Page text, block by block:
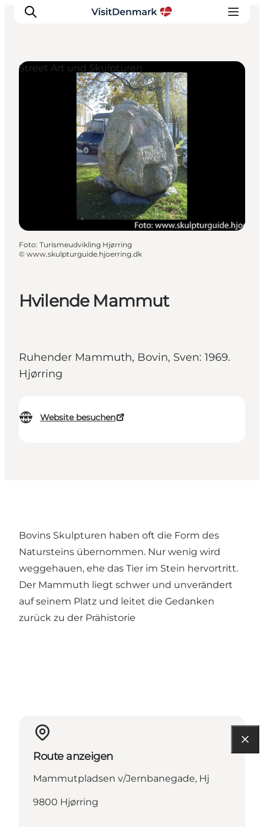
Inspiration
Regionen
Erlebnisse
Unterkünfte
Reiseplanung
Hvilende Mammut
Ruhender Mammuth, Bovin, Sven: 1969.
Hjørring
Website besuchen
Street Art und Skulpturen
Foto: Turismeudvikling Hjørring
© www.skulpturguide.hjoerring.dk
Bovins Skulpturen haben oft die Form des
Natursteins übernommen. Nur wenig wird
weggehauen, ehe das Tier im Stein hervortritt.
Der Mammuth liegt schwer und unverändert
auf seinem Platz und leitet die Gedanken
zurück zu der Prähistorie
Route anzeigen
Mammutpladsen v/Jernbanegade, Hj
9800 Hjørring